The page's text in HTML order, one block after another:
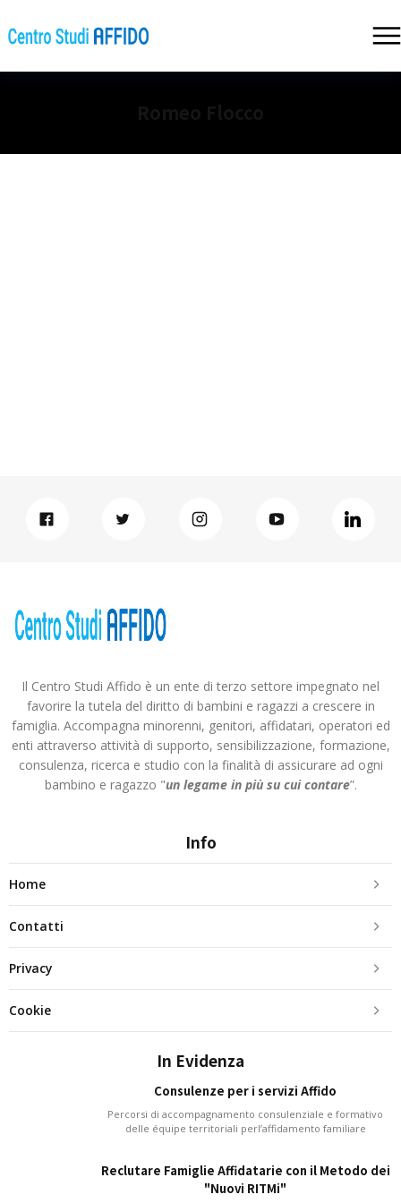
Il Centro Studi Affido è un ente di terzo settore impegnato nel
favorire la tutela del diritto di bambini e ragazzi a crescere in
famiglia. Accompagna minorenni, genitori, affidatari, operatori ed
enti attraverso attività di supporto, sensibilizzazione, formazione,
consulenza, ricerca e studio con la finalità di assicurare ad ogni
bambino e ragazzo "un legame in più su cui contare”.
Info
Home
Contatti
Privacy
Cookie
In Evidenza
Consulenze per i servizi Affido
Percorsi di accompagnamento consulenziale e formativo
delle équipe territoriali perl’affidamento familiare
Reclutare Famiglie Affidatarie con il Metodo dei
"Nuovi RITMi"